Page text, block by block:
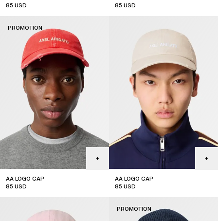
85 USD
85 USD
AA LOGO CAP
85 USD
PROMOTION
AA LOGO CAP
85 USD
PROMOTION